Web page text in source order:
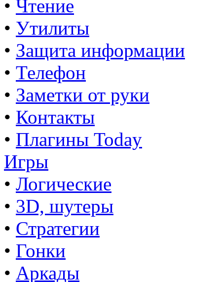
• Чтение
• Утилиты
• Защита информации
• Телефон
• Заметки от руки
• Контакты
• Плагины Today
Игры
• Логические
• 3D, шутеры
• Стратегии
• Гонки
• Аркады